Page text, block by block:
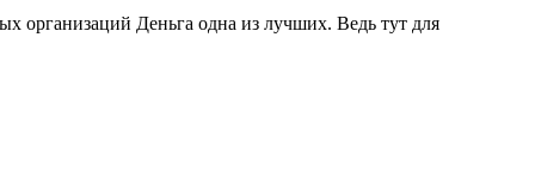
организаций Деньга одна из лучших. Ведь тут для